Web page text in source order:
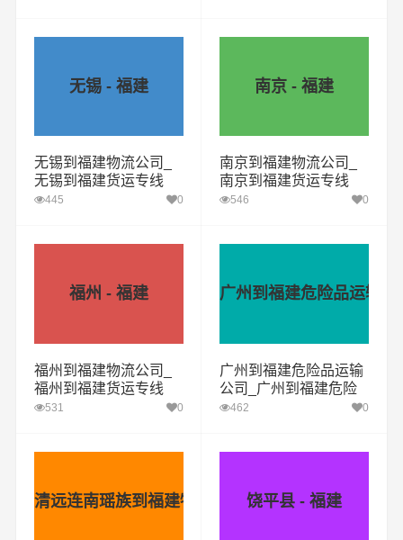
无锡 - 福建
无锡到福建物流公司_
无锡到福建货运专线
445 0
南京 - 福建
南京到福建物流公司_
南京到福建货运专线
546 0
福州 - 福建
福州到福建物流公司_
福州到福建货运专线
531 0
广州到福建危险品运输公
广州到福建危险品运输
公司_广州到福建危险
品物流货运专线
462 0
清远连南瑶族到福建物流公司 饶平县 - 福建